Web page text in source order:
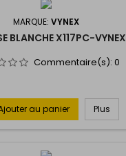
MARQUE: VYNEX
BLANCHE X117PC-VYNEX
Commentaire(s): 0
au panier Plus